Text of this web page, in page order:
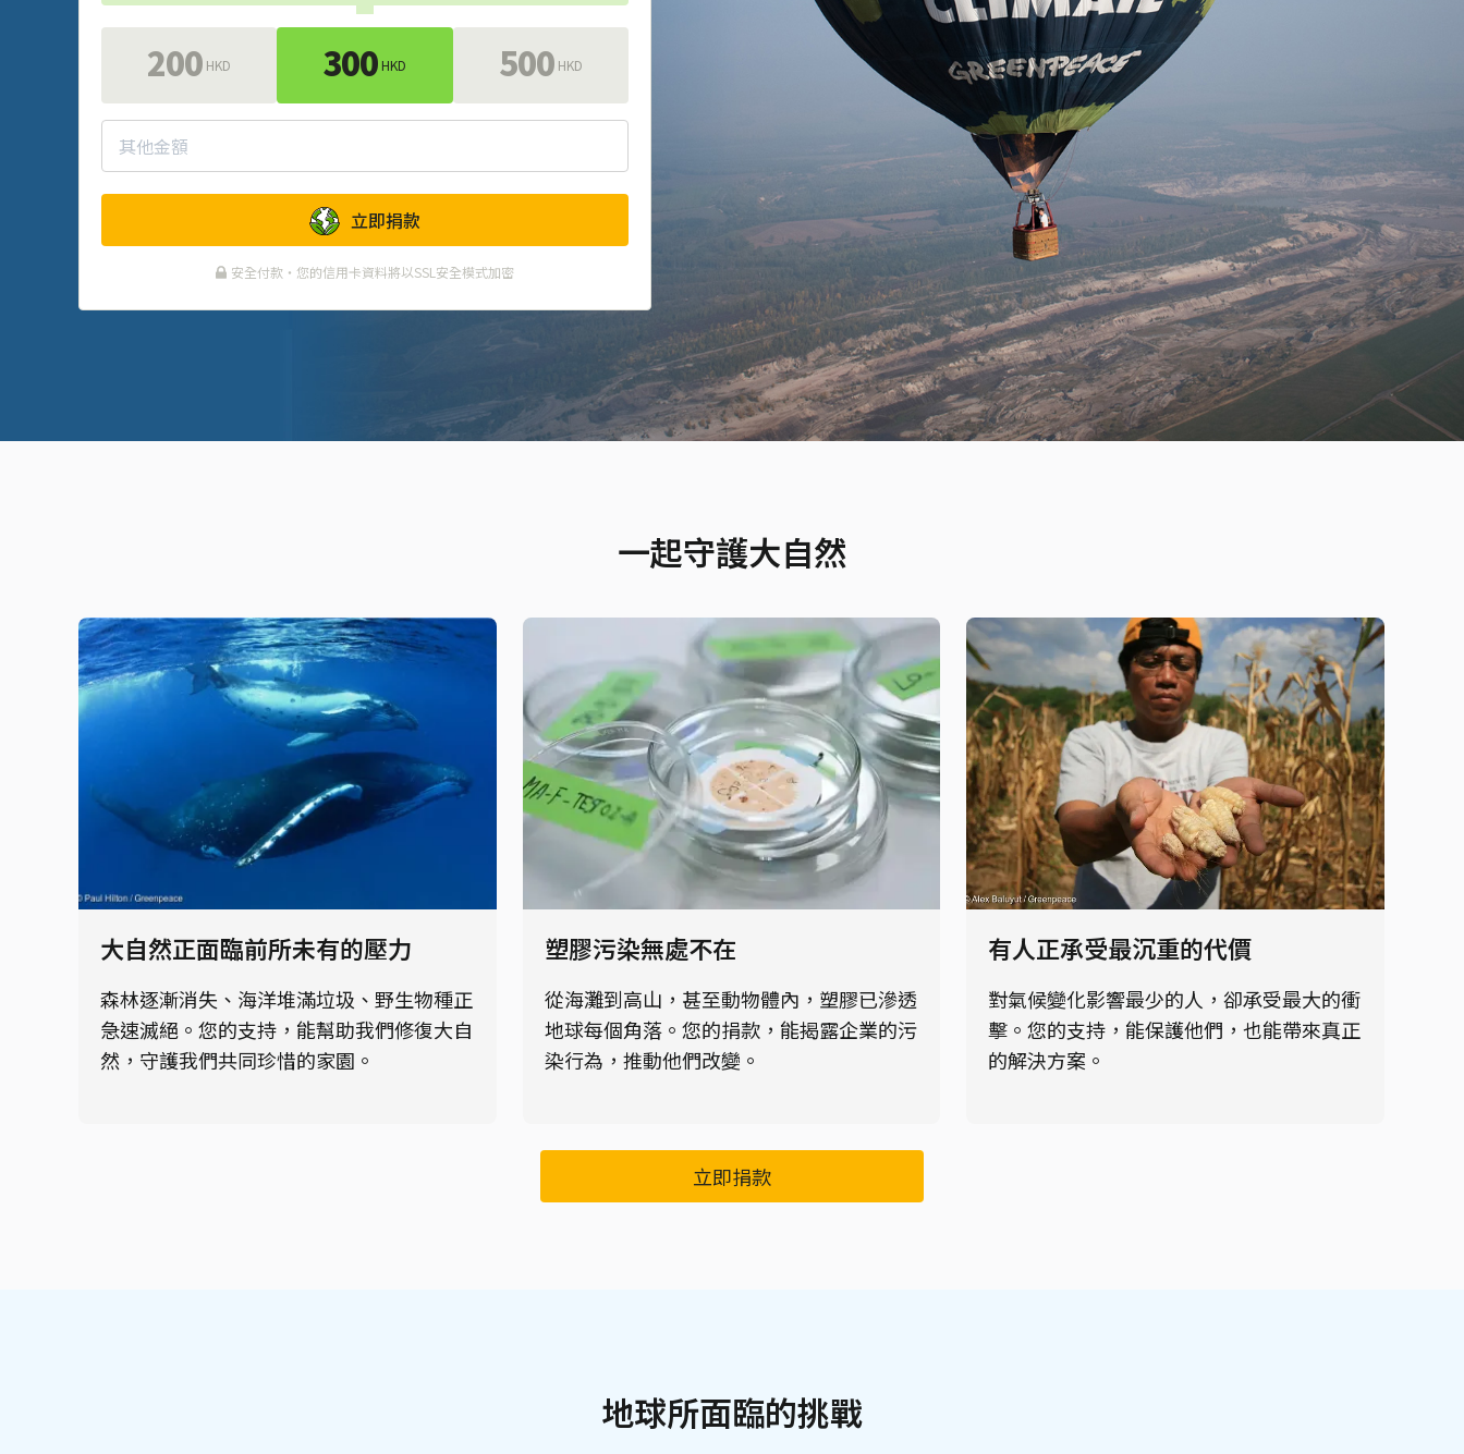
200 HKD 300 HKD 500 HKD
立即捐款
安全付款・您的信用卡資料將以SSL安全模式加密
一起守護大自然
大自然正面臨前所未有的壓力
森林逐漸消失、海洋堆滿垃圾、野生物種正
急速滅絕。您的支持，能幫助我們修復大自
然，守護我們共同珍惜的家園。
塑膠污染無處不在
從海灘到高山，甚至動物體內，塑膠已滲透
地球每個角落。您的捐款，能揭露企業的污
染行為，推動他們改變。
有人正承受最沉重的代價
對氣候變化影響最少的人，卻承受最大的衝
擊。您的支持，能保護他們，也能帶來真正
的解決方案。
立即捐款
地球所面臨的挑戰